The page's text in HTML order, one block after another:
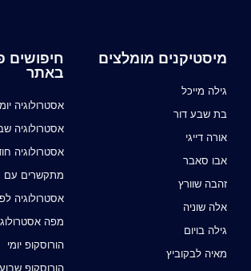
מיסטיקנים מומלצים
גילה מייכל
בת שבע דור
אורה דייגי
אבו סאבר
זהבה שוורץ
אלה שוניה
גילה בויום
מאיה לבקוביץ
חיפושים
באתר
אסטרולוגיה
אסטרולוגיה
אסטרולוגיה
מתקשרים עם
אסטרולוגיה
מפה
הורוסקופ יומי
הורוסקופ